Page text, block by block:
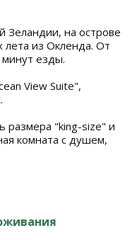
Зеландии, на острове
лета из Окленда. От
минут езды.
View Suite",
размера "king-size" и
комната с душем,